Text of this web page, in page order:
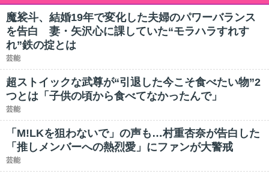
魔裟斗、結婚19年で変化した夫婦のパワーバランス
を告白 妻・矢沢心に課していた“モラハラすれす
れ”鉄の掟とは
芸能
超ストイックな武尊が“引退した今こそ食べたい物”2
つとは「子供の頃から食べてなかったんで」
芸能
「M!LKを狙わないで」の声も…村重杏奈が告白した
「推しメンバーへの熱烈愛」にファンが大警戒
芸能